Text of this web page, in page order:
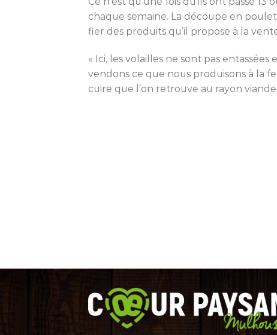
chaque semaine. La découpe en
fier des produits qu’il propose à la
« Ici, les volailles ne sont pas
vendons ce que nous produisons à la
cuire que l’on retrouve au rayon